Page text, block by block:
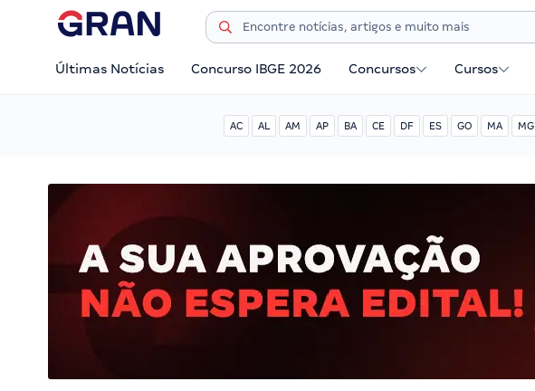
Últimas Notícias Concurso IBGE 2026 Concursos Cursos
AC AL AM AP BA CE DF ES GO MA MG